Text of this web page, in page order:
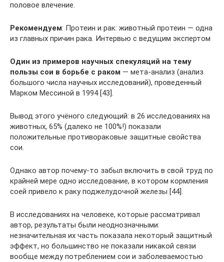
половое влечение.
Рекомендуем: Протеин и рак: животный протеин — одна
из главных причин рака. Интервью с ведущим экспертом
Один из примеров научных спекуляций на тему
пользы сои в борьбе с раком — мета-анализ (анализ
большого числа научных исследований), проведенный
Марком Мессиной в 1994 [43].
Вывод этого учёного следующий: в 26 исследованиях на
животных, 65% (далеко не 100%!) показали
положительные противораковые защитные свойства
сои.
Однако автор почему-то забыл включить в свой труд по
крайней мере одно исследование, в котором кормления
соей привело к раку поджелудочной железы [44].
В исследованиях на человеке, которые рассматривал
автор, результаты были неоднозначными:
незначительная их часть показала некоторый защитный
эффект, но большинство не показали никакой связи
вообще между потреблением сои и заболеваемостью